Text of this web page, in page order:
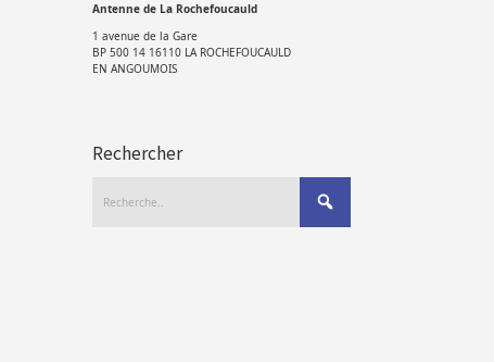
Antenne de La Rochefoucauld
1 avenue de la Gare
BP 500 14 16110 LA ROCHEFOUCAULD
EN ANGOUMOIS
Rechercher